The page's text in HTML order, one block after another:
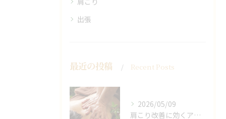
出張
最近の投稿 Recent Posts
2026/05/09
肩こり改善に効くアロマリンパの手技と効果